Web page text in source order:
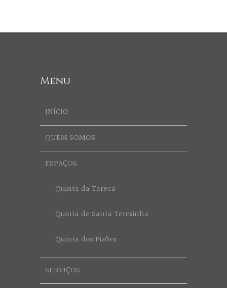
Menu
INÍCIO
QUEM SOMOS
ESPAÇOS
Quinta da Tareca
Quinta de Santa Teresinha
Quinta dos Pizões
SERVIÇOS